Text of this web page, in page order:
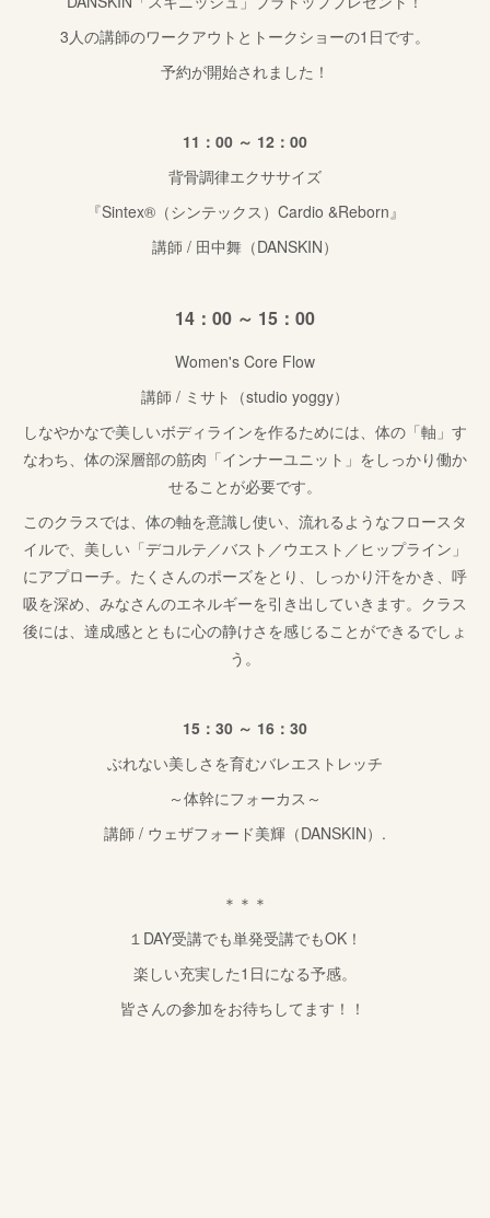
3人の講師のワークアウトとトークショーの1日です。
予約が開始されました！
11：00 ～ 12：00
背骨調律エクササイズ
『Sintex®︎（シンテックス）Cardio &Reborn』
講師 / 田中舞（DANSKIN）
14：00 ～ 15：00
Women's Core Flow
講師 / ミサト（studio yoggy）
しなやかなで美しいボディラインを作るためには、体の「軸」す
なわち、体の深層部の筋肉「インナーユニット」をしっかり働か
せることが必要です。
このクラスでは、体の軸を意識し使い、流れるようなフロースタ
イルで、美しい「デコルテ／バスト／ウエスト／ヒップライン」
にアプローチ。たくさんのポーズをとり、しっかり汗をかき、呼
吸を深め、みなさんのエネルギーを引き出していきます。クラス
後には、達成感とともに心の静けさを感じることができるでしょ
う。
15：30 ～ 16：30
ぶれない美しさを育むバレエストレッチ
～体幹にフォーカス～
講師 / ウェザフォード美輝（DANSKIN）.
＊＊＊
１DAY受講でも単発受講でもOK！
楽しい充実した1日になる予感。
皆さんの参加をお待ちしてます！！